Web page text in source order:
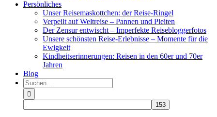
Persönliches
Unser Reisemaskottchen: der Reise-Ringel
Verpeilt auf Weltreise – Pannen und Pleiten
Der Zensur entwischt – Imperfekte Reisebloggerfotos
Unsere schönsten Reise-Erlebnisse – Momente für die
Ewigkeit
Kindheitserinnerungen: Reisen in den 60er und 70er
Jahren
Blog
Suche
nach: